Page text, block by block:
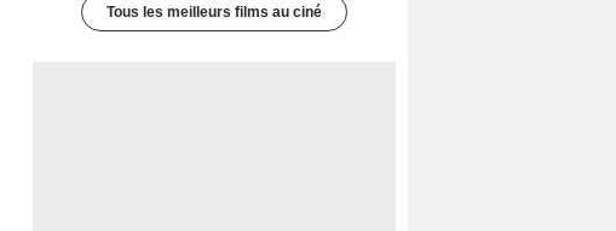
Tous les meilleurs films au ciné